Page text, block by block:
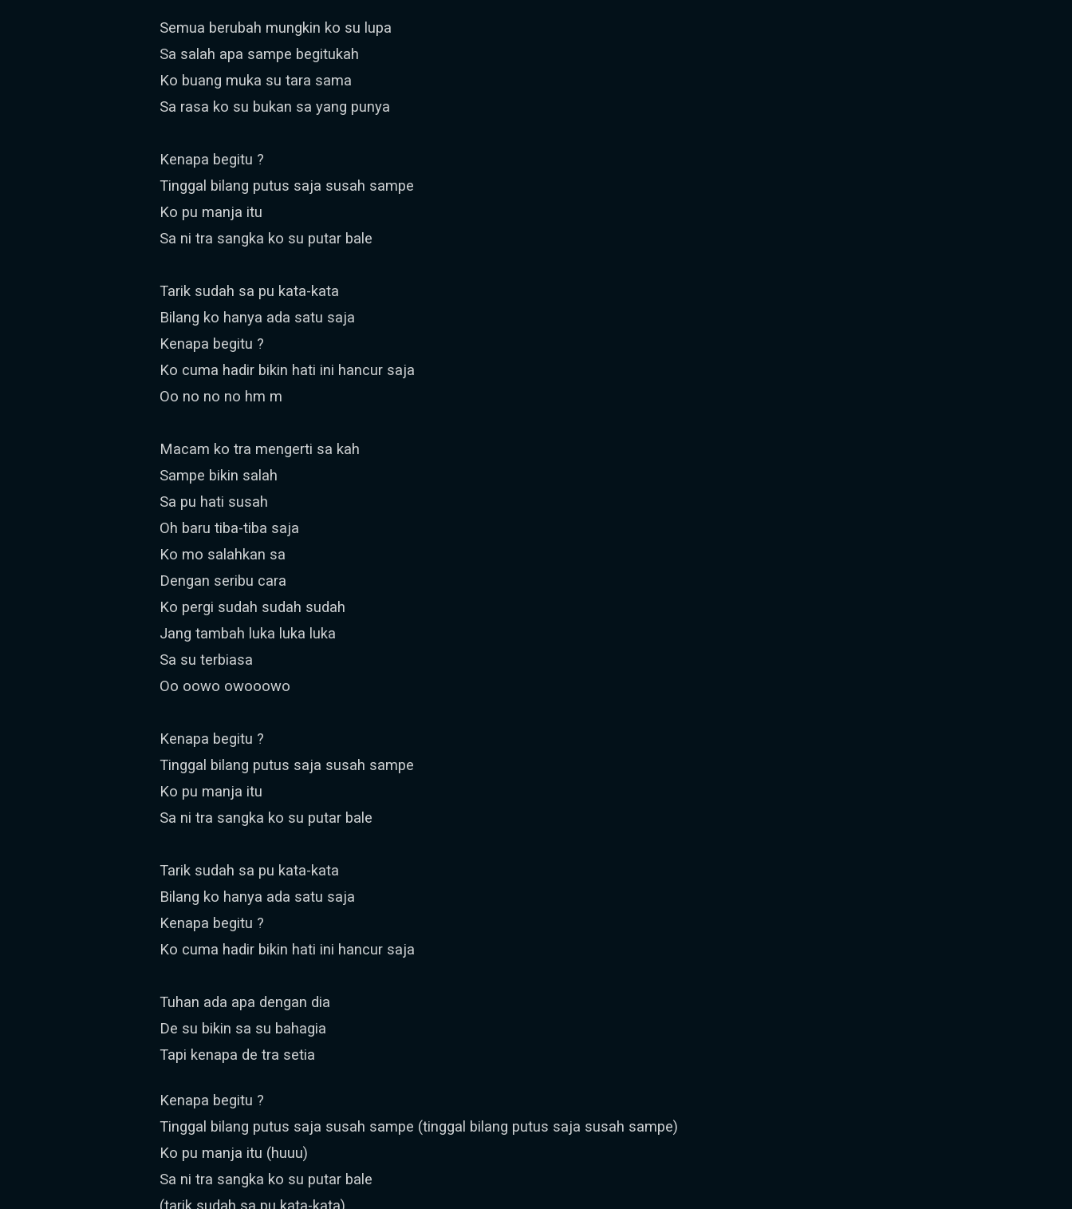
Semua berubah mungkin ko su lupa
Sa salah apa sampe begitukah
Ko buang muka su tara sama
Sa rasa ko su bukan sa yang punya
Kenapa begitu ?
Tinggal bilang putus saja susah sampe
Ko pu manja itu
Sa ni tra sangka ko su putar bale
Tarik sudah sa pu kata-kata
Bilang ko hanya ada satu saja
Kenapa begitu ?
Ko cuma hadir bikin hati ini hancur saja
Oo no no no hm m
Macam ko tra mengerti sa kah
Sampe bikin salah
Sa pu hati susah
Oh baru tiba-tiba saja
Ko mo salahkan sa
Dengan seribu cara
Ko pergi sudah sudah sudah
Jang tambah luka luka luka
Sa su terbiasa
Oo oowo owooowo
Kenapa begitu ?
Tinggal bilang putus saja susah sampe
Ko pu manja itu
Sa ni tra sangka ko su putar bale
Tarik sudah sa pu kata-kata
Bilang ko hanya ada satu saja
Kenapa begitu ?
Ko cuma hadir bikin hati ini hancur saja
Tuhan ada apa dengan dia
De su bikin sa su bahagia
Tapi kenapa de tra setia
Kenapa begitu ?
Tinggal bilang putus saja susah sampe (tinggal bilang putus saja susah sampe)
Ko pu manja itu (huuu)
Sa ni tra sangka ko su putar bale
(tarik sudah sa pu kata-kata)